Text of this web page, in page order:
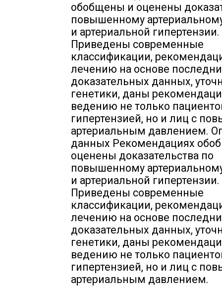
обобщены и оценены
повышенному
и артериальной гипертензии.
Приведены современные
классификации,
лечению на основе
доказательных данных,
генетики, даны
ведению не только
гипертензией, но и лиц с
артериальным давлением.
данных Рекомендациях
оценены доказательства по
повышенному
и артериальной гипертензии.
Приведены современные
классификации,
лечению на основе
доказательных данных,
генетики, даны
ведению не только
гипертензией, но и лиц с
артериальным давлением.